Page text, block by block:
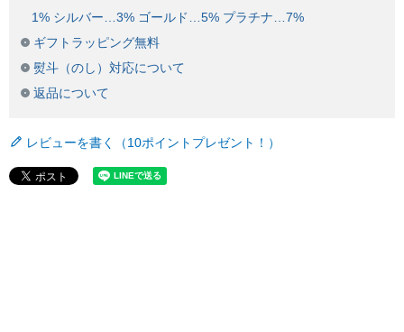
1% シルバー…3% ゴールド…5% プラチナ…7%
ギフトラッピング無料
熨斗（のし）対応について
返品について
レビューを書く（10ポイントプレゼント！）